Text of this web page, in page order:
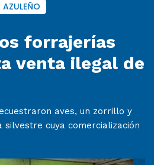
forrajerías
venta ilegal de
aves, un zorrillo y
silvestre cuya comercialización